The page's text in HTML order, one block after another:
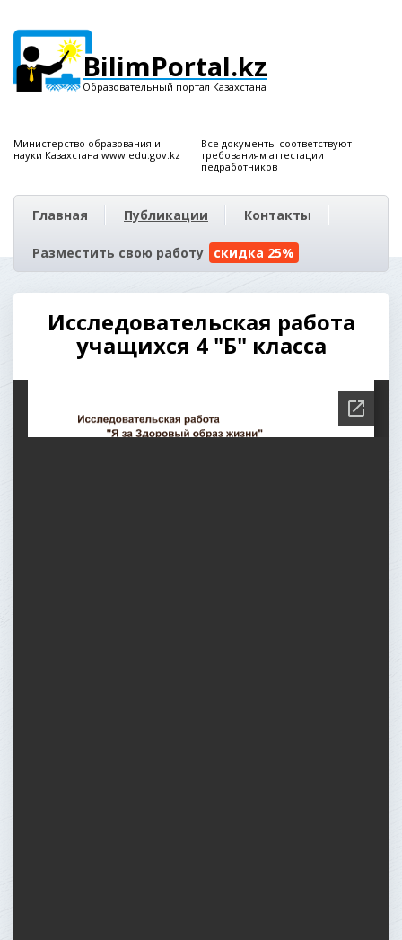
BilimPortal.kz
Образовательный портал Казахстана
Министерство образования и
науки Казахстана www.edu.gov.kz
Все документы соответствуют
требованиям аттестации
педработников
Главная Публикации Контакты
Разместить свою работу скидка 25%
Исследовательская работа
учащихся 4 "Б" класса